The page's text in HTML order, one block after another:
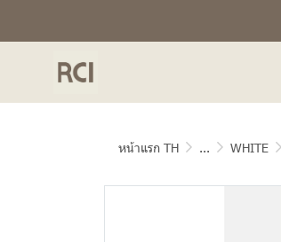
หน้าแรก TH ... WHITE